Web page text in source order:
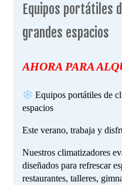
Equipos portátiles
grandes espacios
AHORA PARA
Equipos portátiles de
espacios
Este verano, trabaja y
Nuestros climatizadores
diseñados para refrescar
restaurantes, talleres,